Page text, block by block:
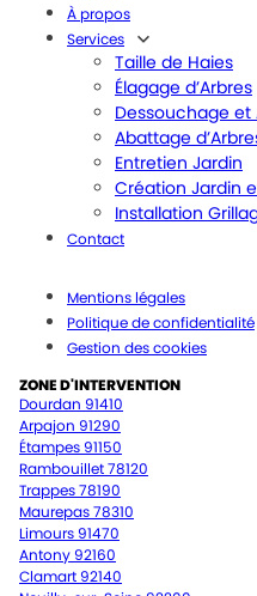
À propos
Services
Taille de Haies
Élagage d’Arbres
Dessouchage
Abattage
Entretien Jardin
Création Jardin
Installation
Contact
Mentions légales
Politique de confidentialité
Gestion des cookies
ZONE D'INTERVENTION
Dourdan 91410
Arpajon 91290
Étampes 91150
Rambouillet 78120
Trappes 78190
Maurepas 78310
Limours 91470
Antony 92160
Clamart 92140